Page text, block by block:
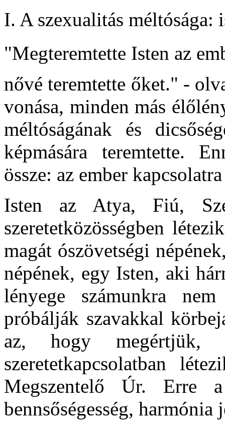
I. A szexualitás méltósága:
"Megteremtette Isten az
nővé teremtette őket." -
vonása, minden más
méltóságának és
képmására teremtette.
össze: az ember
Isten az Atya, Fiú,
szeretetközösségben
magát ószövetségi
népének, egy Isten, aki
lényege számunkra
próbálják szavakkal
az, hogy megértjük,
szeretetkapcsolatban
Megszentelő Úr. Erre
bennsőségesség, harmónia